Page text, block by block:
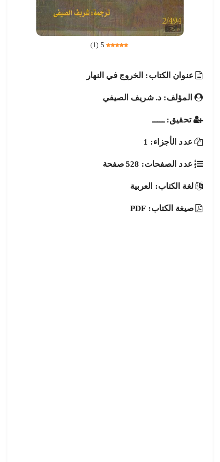
5
(
1
)
عنوان الكتاب: الخروج في النهار
المؤلف: د. شريف الصيفي
تحقيق: ـــــ
عدد الأجزاء: 1
عدد الصفحات: 528 صفحة
لغة الكتاب: العربية
صيغة الكتاب: PDF